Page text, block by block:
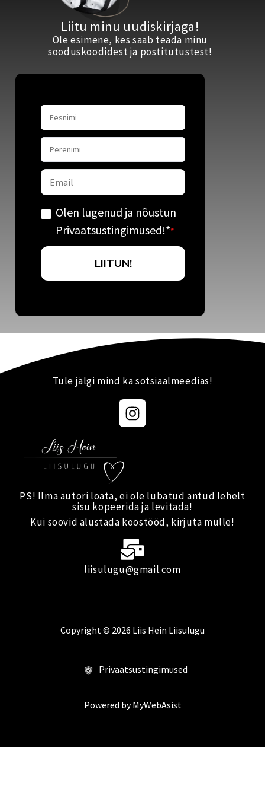
Liitu minu uudiskirjaga!
Ole esimene, kes saab teada minu
sooduskoodidest ja postitutustest!
Olen lugenud ja nõustun
Privaatsustingimused!**
LIITUN!
Tule jälgi mind ka sotsiaalmeedias!
I
n
r
a
m
PS! Ilma autori loata, ei ole lubatud antud lehelt
sisu kopeerida ja levitada!
Kui soovid alustada koostööd, kirjuta mulle!
liisulugu@gmail.com
Copyright © 2026 Liis Hein Liisulugu
Privaatsustingimused
Powered by MyWebAsist